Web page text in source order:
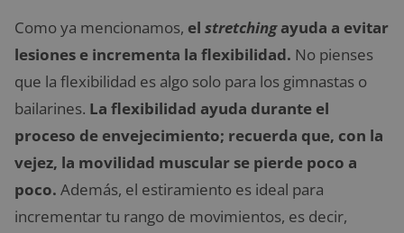
Como ya mencionamos, el stretchingayuda a evitar
lesiones e incrementa la flexibilidad. No pienses
que la flexibilidad es algo solo para los gimnastas o
bailarines. La flexibilidad ayuda durante el
proceso de envejecimiento; recuerda que, con la
vejez, la movilidad muscular se pierde poco a
poco. Además, el estiramiento es ideal para
incrementar tu rango de movimientos, es decir,